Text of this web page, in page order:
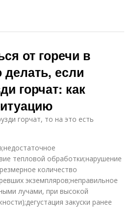
от горечи в
делать, если
горчат: как
горчат, то на это есть
тепловой обработки;нарушение
количество
экземпляров;неправильное
лучами, при высокой
закуски ранее